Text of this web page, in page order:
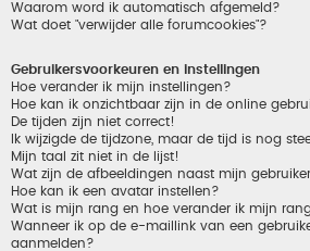
Waarom word ik automatisch afgemeld?
Wat doet "verwijder alle forumcookies"?
Gebruikersvoorkeuren en instellingen
Hoe verander ik mijn instellingen?
Hoe kan ik onzichtbaar zijn in de online
De tijden zijn niet correct!
Ik wijzigde de tijdzone, maar de tijd is nog
Mijn taal zit niet in de lijst!
Wat zijn de afbeeldingen naast mijn
Hoe kan ik een avatar instellen?
Wat is mijn rang en hoe verander ik mijn
Wanneer ik op de e-maillink van een
aanmelden?